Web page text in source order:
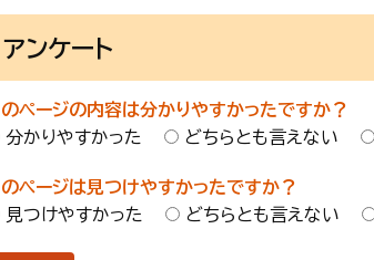
アンケート
ページの内容は分かりやすかったですか？
分かりやすかった
どちらとも言えない
ページは見つけやすかったですか？
見つけやすかった
どちらとも言えない